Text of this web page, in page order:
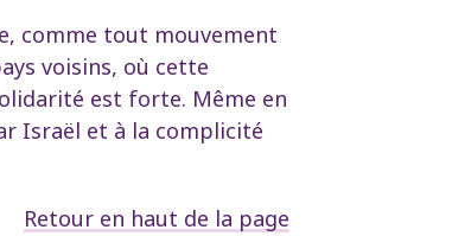
comme tout mouvement
voisins, où cette
est forte. Même en
Israël et à la complicité
Retour en haut de la page